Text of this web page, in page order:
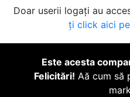
Doar userii logați au
ți click aici
Este acesta
Felicitări! Aă cum să